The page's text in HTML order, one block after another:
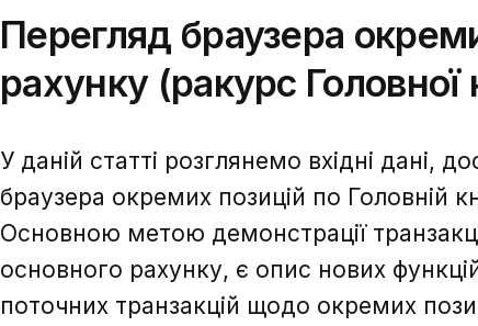
Перегляд браузера
рахунку (ракурс Головної
У даній статті розглянемо вхідні дані,
браузера окремих позицій по Головній
Основною метою демонстрації
основного рахунку, є опис нових
поточних транзакцій щодо окремих